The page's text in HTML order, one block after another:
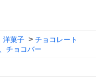
洋菓子
チョコレート
チョコバー